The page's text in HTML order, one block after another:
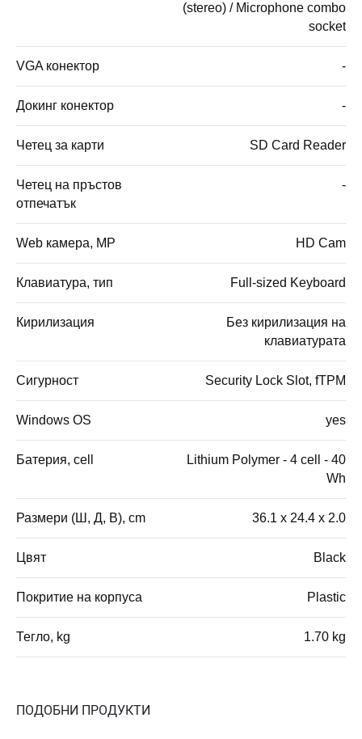
(stereo) / Microphone combo
socket
VGA конектор -
Докинг конектор -
Четец за карти SD Card Reader
Четец на пръстов
отпечатък
-
Web камера, MP HD Cam
Клавиатура, тип Full-sized Keyboard
Кирилизация
Без кирилизация на
клавиатурата
Сигурност Security Lock Slot, fTPM
Windows OS yes
Батерия, cell
Lithium Polymer - 4 cell - 40
Wh
Размери (Ш, Д, В), cm 36.1 x 24.4 x 2.0
Цвят Black
Покритие на корпуса Plastic
Тегло, kg 1.70 kg
ПОДОБНИ ПРОДУКТИ